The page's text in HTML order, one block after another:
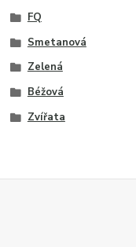
FQ
Smetanová
Zelená
Béžová
Zvířata